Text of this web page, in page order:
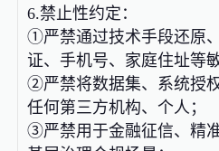
6.禁止性约定：
①严禁通过技术手段还原
证、手机号、家庭住址等
②严禁将数据集、系统授
任何第三方机构、个人；
③严禁用于金融征信、精